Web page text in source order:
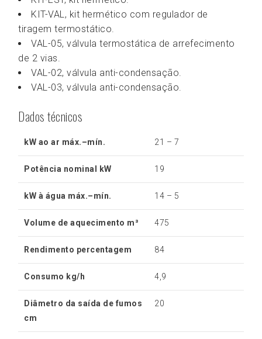
KIT-VAL, kit hermético com regulador de
tiragem termostático.
VAL-05, válvula termostática de arrefecimento
de 2 vias.
VAL-02, válvula anti-condensação.
VAL-03, válvula anti-condensação.
Dados técnicos
kW ao ar máx.–mín. 21 – 7
Potência nominal kW 19
kW à água máx.–mín. 14 – 5
Volume de aquecimento m³ 475
Rendimento percentagem 84
Consumo kg/h 4,9
Diâmetro da saída de fumos
cm
20